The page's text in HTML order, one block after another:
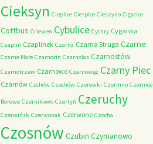
Cieksyn Cieplice Cierpice Cieszyno Cigacice
Cottbus Criewen Cybulice Cychry Cyganka
Czaplin Czaplinek Czarna Czarna Struga Czarne
Czarne Małe Czarnocin Czarnolas Czarnostów
Czarnotrzew Czarnowo Czarnowąż Czarny Piec
Czarnów Czchów Czechów Czerewki Czermno Czernice
Borowe Czernikowo Czertyń Czeruchy
Czerwińsk Czerwonak Czerwone Czocha
Czosnów Czubin Czymanowo